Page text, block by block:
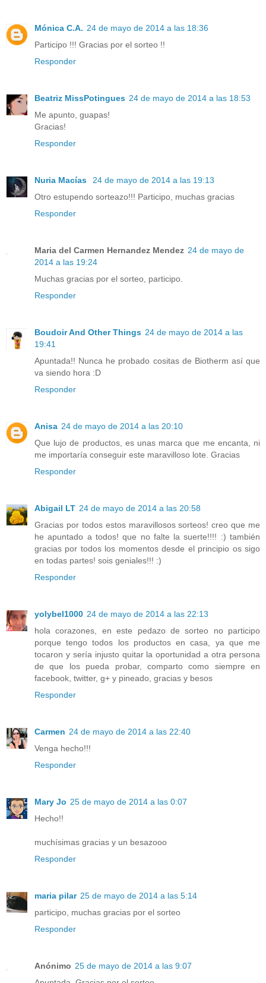
Mónica C.A. 24 de mayo de 2014 a las 18:36
Participo !!! Gracias por el sorteo !!
Responder
Beatriz MissPotingues 24 de mayo de 2014 a las 18:53
Me apunto, guapas!
Gracias!
Responder
Nuria Macías
24 de mayo de 2014 a las 19:13
Otro estupendo sorteazo!!! Participo, muchas gracias
Responder
Maria del Carmen Hernandez Mendez 24 de mayo de
2014 a las 19:24
Muchas gracias por el sorteo, participo.
Responder
Boudoir And Other Things 24 de mayo de 2014 a las
19:41
Apuntada!! Nunca he probado cositas de Biotherm así que
va siendo hora :D
Responder
Anisa 24 de mayo de 2014 a las 20:10
Que lujo de productos, es unas marca que me encanta, ni
me importaría conseguir este maravilloso lote. Gracias
Responder
Abigail LT 24 de mayo de 2014 a las 20:58
Gracias por todos estos maravillosos sorteos! creo que me
he apuntado a todos! que no falte la suerte!!!! :) también
gracias por todos los momentos desde el principio os sigo
en todas partes! sois geniales!!! :)
Responder
yolybel1000 24 de mayo de 2014 a las 22:13
hola corazones, en este pedazo de sorteo no participo
porque tengo todos los productos en casa, ya que me
tocaron y sería injusto quitar la oportunidad a otra persona
de que los pueda probar, comparto como siempre en
facebook, twitter, g+ y pineado, gracias y besos
Responder
Carmen 24 de mayo de 2014 a las 22:40
Venga hecho!!!
Responder
Mary Jo 25 de mayo de 2014 a las 0:07
Hecho!!
muchísimas gracias y un besazooo
Responder
maria pilar 25 de mayo de 2014 a las 5:14
participo, muchas gracias por el sorteo
Responder
Anónimo 25 de mayo de 2014 a las 9:07